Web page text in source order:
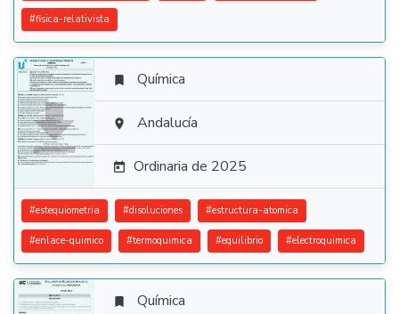
#fisica-relativista

 Química
 Andalucía
 Ordinaria de 2025
#estequiometria #disoluciones #estructura-atomica
#enlace-quimico #termoquimica #equilibrio #electroquimica
 Química